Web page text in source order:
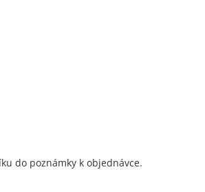
do poznámky k objednávce.